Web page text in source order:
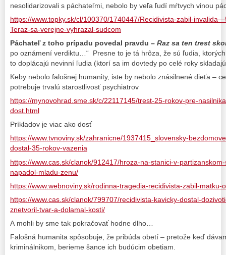
nesolidarizovali s páchateľmi, nebolo by veľa ľudí mŕtvych vinou
https://www.topky.sk/cl/100370/1740447/Recidivista-zabil-
Teraz-sa-verejne-vyhrazal-sudcom
Páchateľ z toho prípadu povedal pravdu – Raz sa ten trest
po oznámení verdiktu…“ Presne to je tá hrôza, že sú ľudia,
to doplácajú nevinní ľudia (ktorí sa im dovtedy po celé roky
Keby nebolo falošnej humanity, iste by nebolo znásilnené dieťa –
potrebuje trvalú starostlivosť psychiatrov
https://mynovohrad.sme.sk/c/22117145/trest-25-rokov-pre-
dost.html
Príkladov je viac ako dosť
https://www.tvnoviny.sk/zahranicne/1937415_slovensky-
dostal-35-rokov-vazenia
https://www.cas.sk/clanok/912417/hroza-na-stanici-v-
napadol-mladu-zenu/
https://www.webnoviny.sk/rodinna-tragedia-recidivista-zabil-matku-
https://www.cas.sk/clanok/799707/recidivista-kavicky-dostal-
znetvoril-tvar-a-dolamal-kosti/
A mohli by sme tak pokračovať hodne dlho…
Falošná humanita spôsobuje, že pribúda obetí – pretože keď
kriminálnikom, berieme šance ich budúcim obetiam.